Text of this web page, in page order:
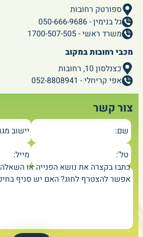
ספורטק רחובות
גל בנימין - 050-666-9686
משרד ראשי - 1700-507-505
מכבי רחובות במקוב
כצנלסון 10, רחובות
אפי קריחלי - 052-8808941
צור קשר
שם:
יישוב
טל':
מייל:
כתבו בקצרה את נושא הפנייה או
אפשר להצטרף לחוג? האם יש סניף